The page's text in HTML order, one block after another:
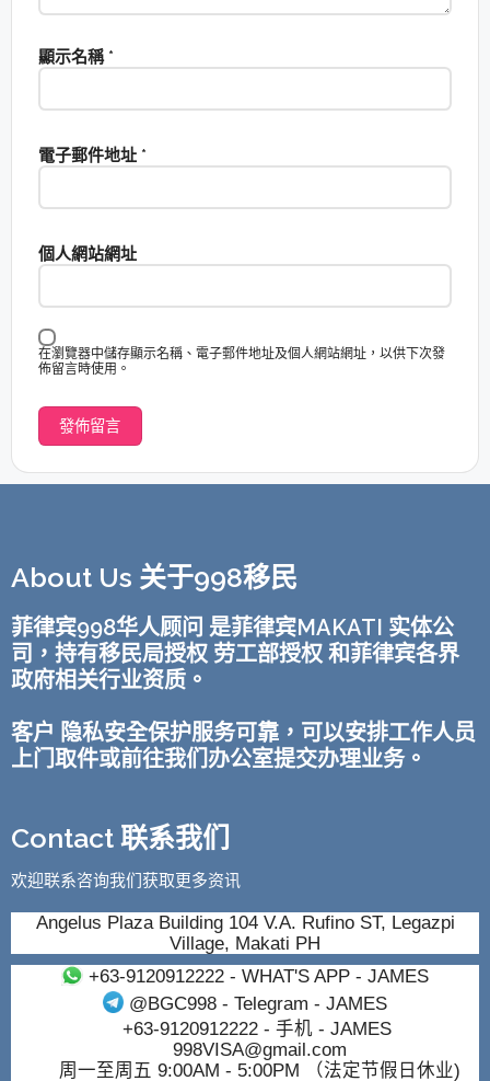
顯示名稱 *
電子郵件地址 *
個人網站網址
在瀏覽器中儲存顯示名稱、電子郵件地址及個人網站網址，以供下次發
佈留言時使用。
About Us 关于998移民
菲律宾998华人顾问 是菲律宾MAKATI 实体公
司，持有移民局授权 劳工部授权 和菲律宾各界
政府相关行业资质。
客户 隐私安全保护服务可靠，可以安排工作人员
上门取件或前往我们办公室提交办理业务。
Contact 联系我们
欢迎联系咨询我们获取更多资讯
Angelus Plaza Building 104 V.A. Rufino ST, Legazpi
Village, Makati PH
+63-9120912222- WHAT'S APP - JAMES
@BGC998 - Telegram - JAMES
+63-9120912222- 手机 - JAMES
998VISA@gmail.com
周一至周五 9:00AM - 5:00PM （法定节假日休业)